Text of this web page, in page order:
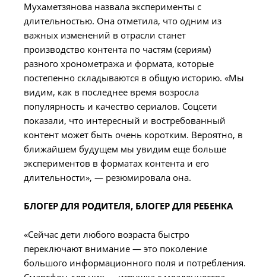
Мухаметзянова назвала эксперименты с
длительностью. Она отметила, что одним из
важных изменений в отрасли станет
производство контента по частям (сериям)
разного хронометража и формата, которые
постепенно складываются в общую историю. «Мы
видим, как в последнее время возросла
популярность и качество сериалов. Соцсети
показали, что интересный и востребованный
контент может быть очень коротким. Вероятно, в
ближайшем будущем мы увидим еще больше
экспериментов в форматах контента и его
длительности», — резюмировала она.
БЛОГЕР ДЛЯ РОДИТЕЛЯ, БЛОГЕР ДЛЯ РЕБЕНКА
«Сейчас дети любого возраста быстро
переключают внимание — это поколение
большого информационного поля и потребления.